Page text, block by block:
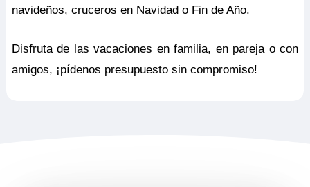
navideños, cruceros en Navidad o Fin de Año.
Disfruta de las vacaciones en familia, en pareja o con
amigos, ¡pídenos presupuesto sin compromiso!